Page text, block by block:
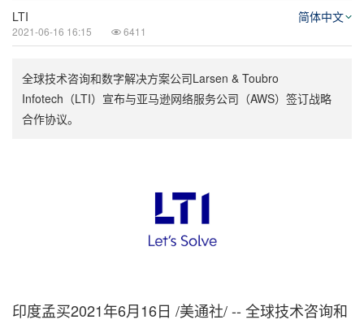
LTI
2021-06-16 16:15 6411
简体中文
全球技术咨询和数字解决方案公司Larsen & Toubro
Infotech（LTI）宣布与亚马逊网络服务公司（AWS）签订战略
合作协议。
印度孟买2021年6月16日 /美通社/ -- 全球技术咨询和